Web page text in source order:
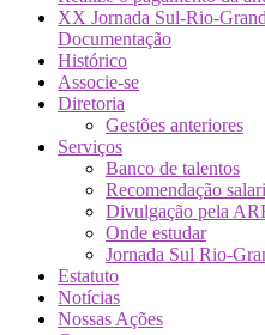
XX Jornada Sul-Rio-
Documentação
Histórico
Associe-se
Diretoria
Gestões anteriores
Serviços
Banco de talentos
Recomendação
Divulgação pela
Onde estudar
Jornada Sul Rio-
Estatuto
Notícias
Nossas Ações